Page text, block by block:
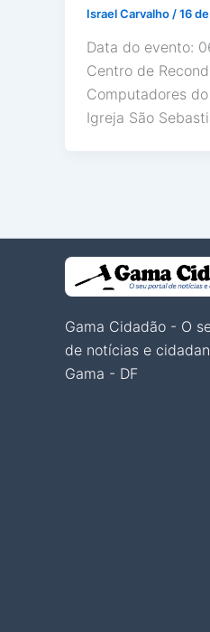
Israel Carvalho /16
Data do evento:
Centro de
Computadores
Igreja São
Gama Cidadão - O
de notícias e
Gama - DF